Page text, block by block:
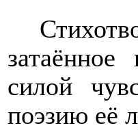
силой
поэзию её